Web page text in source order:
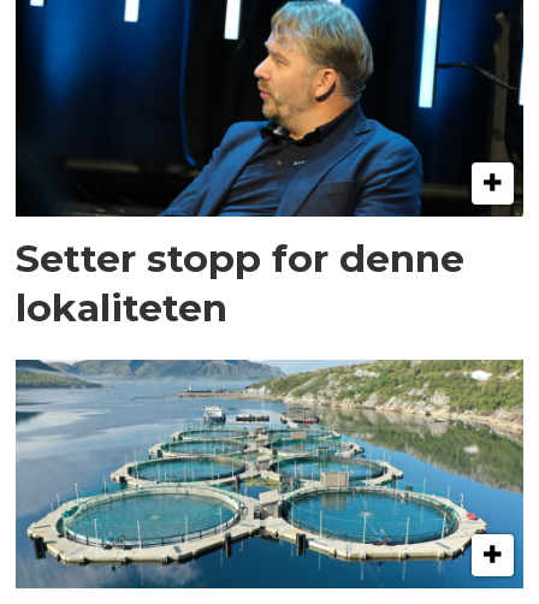
Setter stopp for denne
lokaliteten